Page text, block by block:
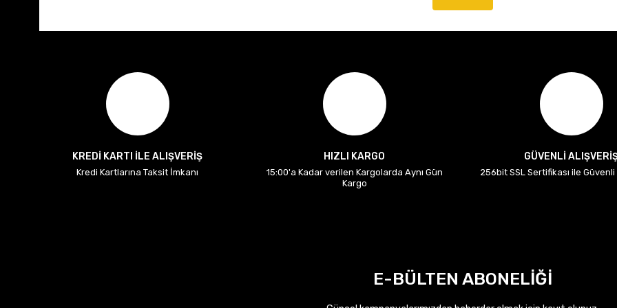
KREDİ KARTI İLE ALIŞVERİŞ
Kredi Kartlarına Taksit İmkanı
HIZLI KARGO
15:00'a Kadar verilen Kargolarda Aynı Gün
Kargo
GÜVENLİ
256bit SSL Sertifikası ile Güvenli
E-BÜLTEN ABONELİĞİ